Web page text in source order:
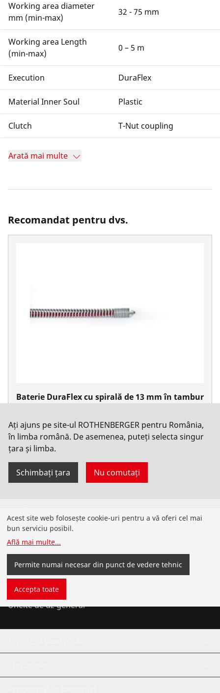
Working area diameter
mm (min-max)
32 - 75 mm
Working area Length
(min-max)
0 – 5 m
Execution DuraFlex
Material Inner Soul Plastic
Clutch T-Nut coupling
Arată mai multe
Recomandat pentru dvs.
Baterie DuraFlex cu spirală de 13 mm în tambur
Ați ajuns pe site-ul ROTHENBERGER pentru România,
în limba română. De asemenea, puteți selecta singur
țara și limba.
Schimbați țara Nu comutați
Instalare
Aer condiționat și refrigerare
Unelte de uz general
Acest site web folosește cookie-uri pentru a vă oferi cel mai
bun serviciu posibil.
Află mai multe...
Permite numai necesar din punct de vedere tehnic
Accepta toate